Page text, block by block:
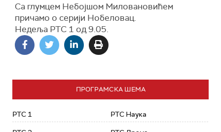
Са глумцем Небојшом Миловановићем
причамо о серији Нобеловац.
Недеља РТС 1 од 9.05.
ПРОГРАМСКА ШЕМА
РТС 1 РТС Наука